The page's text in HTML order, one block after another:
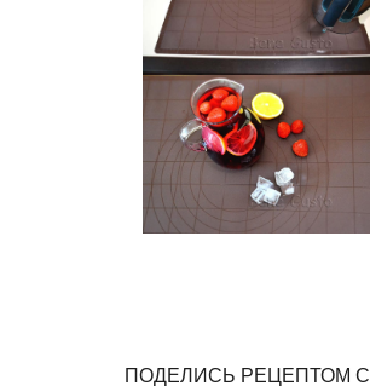
ПОДЕЛИСЬ РЕЦЕПТОМ